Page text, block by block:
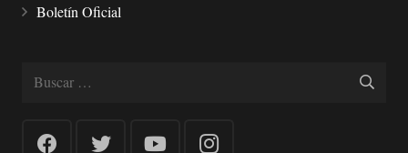
Boletín Oficial
Buscar: